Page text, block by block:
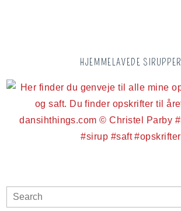
HJEMMELAVEDE SIRUPPER